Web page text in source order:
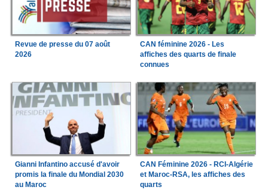
Revue de presse du 07 août
2026
CAN féminine 2026 - Les
affiches des quarts de finale
connues
Gianni Infantino accusé d'avoir
promis la finale du Mondial 2030
au Maroc
CAN Féminine 2026 - RCI-Algérie
et Maroc-RSA, les affiches des
quarts